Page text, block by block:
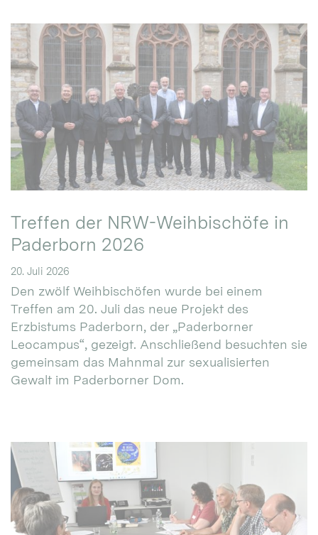
Treffen der NRW-Weihbischöfe in
Paderborn 2026
20. Juli 2026
Den zwölf Weihbischöfen wurde bei einem
Treffen am 20. Juli das neue Projekt des
Erzbistums Paderborn, der „Paderborner
Leocampus“, gezeigt. Anschließend besuchten sie
gemeinsam das Mahnmal zur sexualisierten
Gewalt im Paderborner Dom.